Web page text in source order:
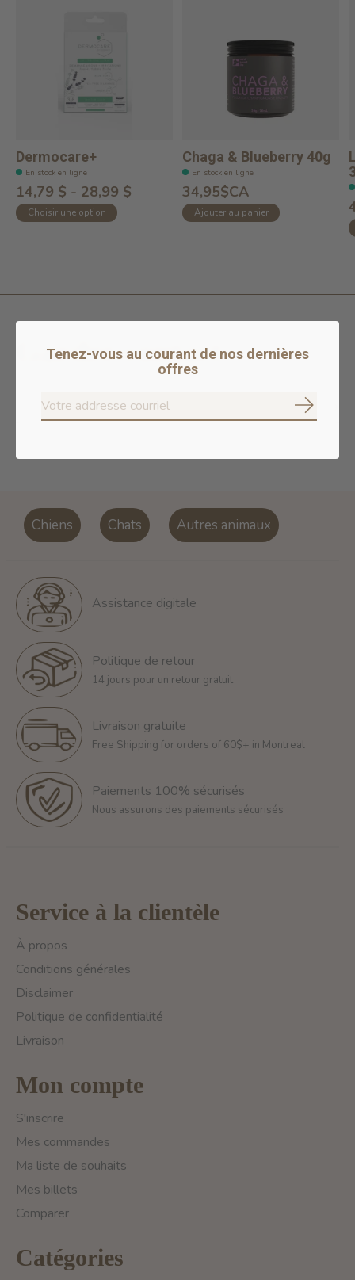
Dermocare+
En stock en ligne
14,79 $ - 28,99 $
Choisir une option
Chaga & Blueberry 40g
En stock en ligne
34,95$CA
Ajouter au panier
Garder contact
Chiens Chats Autres animaux
Assistance digitale
Politique de retour
14 jours pour un retour gratuit
Livraison gratuite
Free Shipping for orders of 60$+ in Montreal
Paiements 100% sécurisés
Nous assurons des paiements sécurisés
Service à la clientèle
À propos
Conditions générales
Disclaimer
Politique de confidentialité
Livraison
Mon compte
S'inscrire
Mes commandes
Ma liste de souhaits
Mes billets
Comparer
Catégories
Tenez-vous au courant de nos dernières
offres